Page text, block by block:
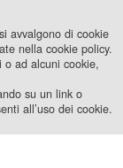
2024
avvalgono di cookie
nella cookie policy.
ad alcuni cookie,
su un link o
all’uso dei cookie.